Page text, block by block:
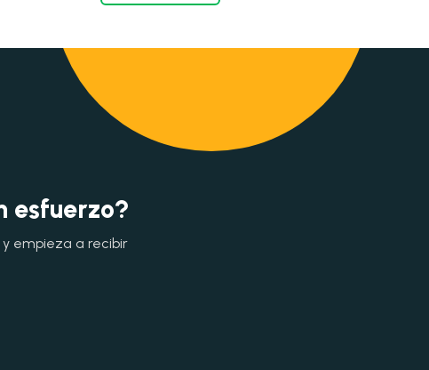
esfuerzo?
y empieza a recibir